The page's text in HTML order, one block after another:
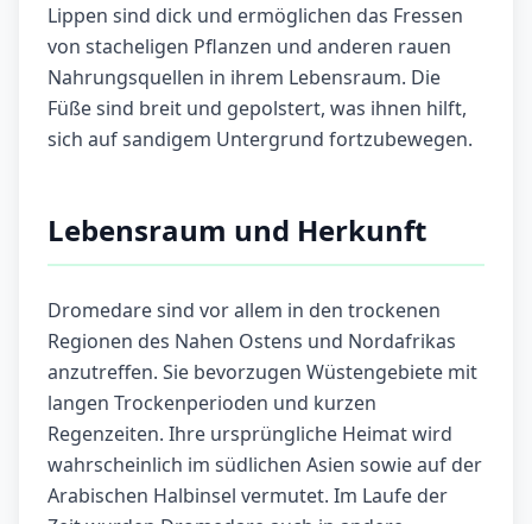
Lippen sind dick und ermöglichen das Fressen
von stacheligen Pflanzen und anderen rauen
Nahrungsquellen in ihrem Lebensraum. Die
Füße sind breit und gepolstert, was ihnen hilft,
sich auf sandigem Untergrund fortzubewegen.
Lebensraum und Herkunft
Dromedare sind vor allem in den trockenen
Regionen des Nahen Ostens und Nordafrikas
anzutreffen. Sie bevorzugen Wüstengebiete mit
langen Trockenperioden und kurzen
Regenzeiten. Ihre ursprüngliche Heimat wird
wahrscheinlich im südlichen Asien sowie auf der
Arabischen Halbinsel vermutet. Im Laufe der